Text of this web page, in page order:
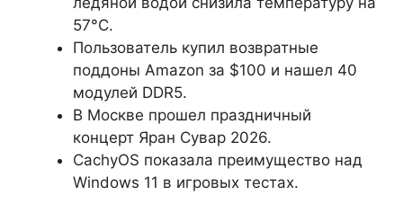
57°C.
Пользователь купил возвратные
поддоны Amazon за $100 и нашел 40
модулей DDR5.
В Москве прошел праздничный
концерт Яран Сувар 2026.
CachyOS показала преимущество над
Windows 11 в игровых тестах.